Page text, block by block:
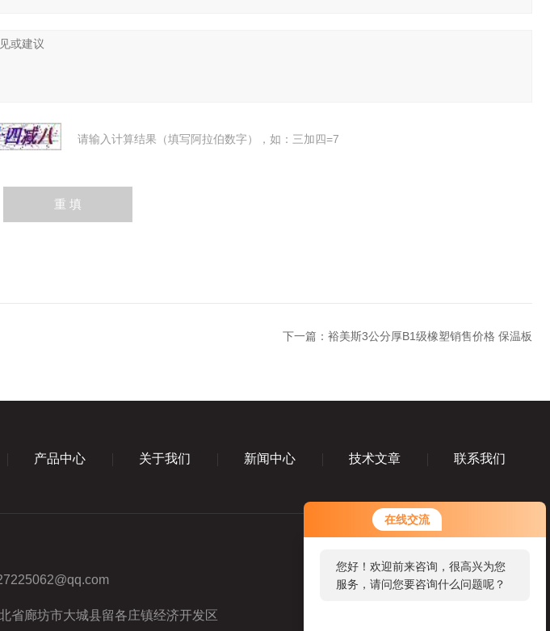
在线交流
您好！欢迎前来咨询，很高兴为您
服务，请问您要咨询什么问题呢？
您好，看您停留很久了，是否找到
了需求产品，您可以直接在线与我
请输入计算结果（填写阿拉伯数字），如：三加四=7
下一篇： 裕美斯3公分厚B1级橡塑销售价格 保温板
产品中心 关于我们 新闻中心 技术文章 联系我们
省廊坊市大城县留各庄镇经济开发区